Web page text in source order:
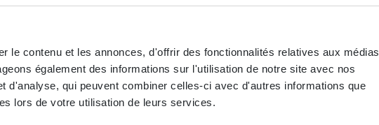
le contenu et les annonces, d'offrir des fonctionnalités relatives aux médias
également des informations sur l'utilisation de notre site avec nos
d'analyse, qui peuvent combiner celles-ci avec d'autres informations que
lors de votre utilisation de leurs services.